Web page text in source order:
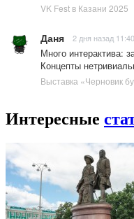
VK Fest в Казани 2025
Даня 2 дня назад 11:40
Много интерактива:
Концепты
Выставка «Черновик
Интересные